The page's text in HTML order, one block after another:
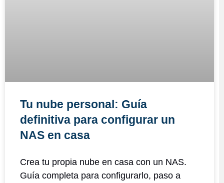
Tu nube personal: Guía
definitiva para configurar un
NAS en casa
Crea tu propia nube en casa con un NAS.
Guía completa para configurarlo, paso a